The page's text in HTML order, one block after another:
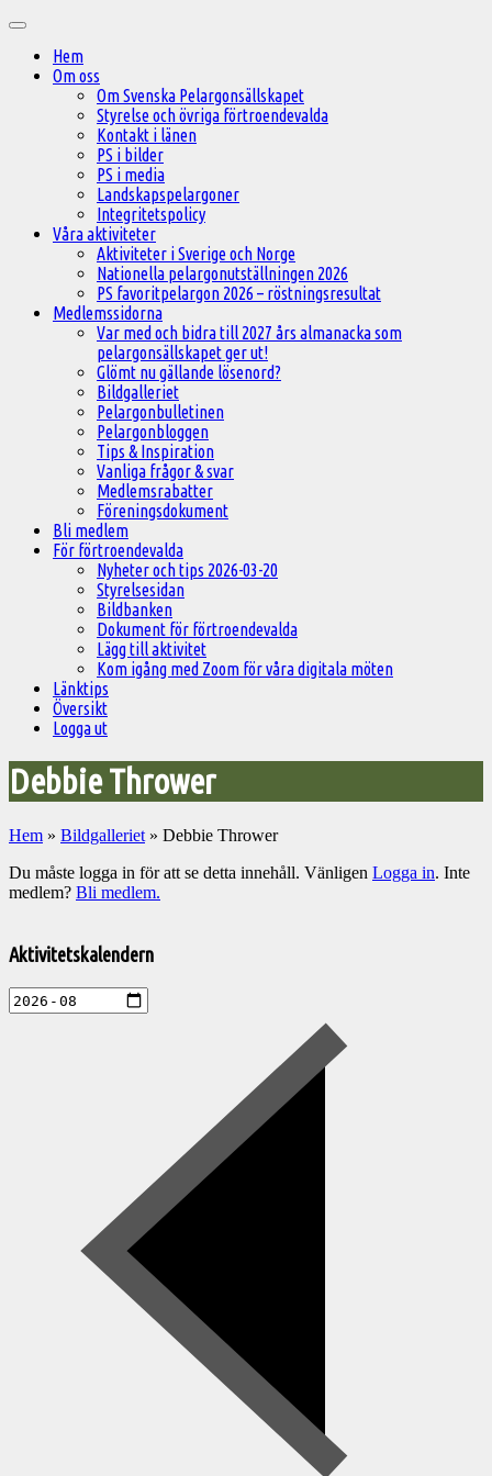
innehåll
Huvudmeny
Hem
Om oss
Om Svenska Pelargonsällskapet
Styrelse och övriga förtroendevalda
Kontakt i länen
PS i bilder
PS i media
Landskapspelargoner
Integritetspolicy
Våra aktiviteter
Aktiviteter i Sverige och Norge
Nationella pelargonutställningen 2026
PS favoritpelargon 2026 – röstningsresultat
Medlemssidorna
Var med och bidra till 2027 års almanacka som
pelargonsällskapet ger ut!
Glömt nu gällande lösenord?
Bildgalleriet
Pelargonbulletinen
Pelargonbloggen
Tips & Inspiration
Vanliga frågor & svar
Medlemsrabatter
Föreningsdokument
Bli medlem
För förtroendevalda
Nyheter och tips 2026-03-20
Styrelsesidan
Bildbanken
Dokument för förtroendevalda
Lägg till aktivitet
Kom igång med Zoom för våra digitala möten
Länktips
Översikt
Logga ut
Debbie Thrower
Hem » Bildgalleriet » Debbie Thrower
Du måste logga in för att se detta innehåll. Vänligen Logga in. Inte
medlem? Bli medlem.
till
aktiviteter
Aktivitetskalendern